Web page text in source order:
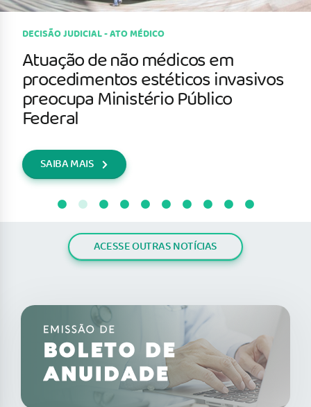
DECISÃO JUDICIAL - ATO MÉDICO
Atuação de não médicos em
procedimentos estéticos invasivos
preocupa Ministério Público
Federal
SAIBA MAIS
ACESSE OUTRAS NOTÍCIAS